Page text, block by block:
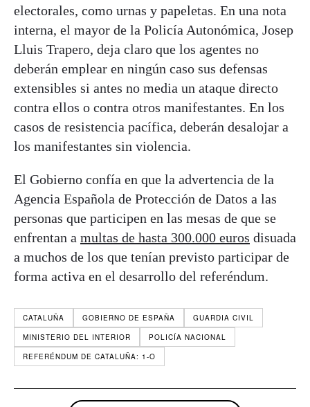
electorales, como urnas y papeletas. En una nota
interna, el mayor de la Policía Autonómica, Josep
Lluis Trapero, deja claro que los agentes no
deberán emplear en ningún caso sus defensas
extensibles si antes no media un ataque directo
contra ellos o contra otros manifestantes. En los
casos de resistencia pacífica, deberán desalojar a
los manifestantes sin violencia.
El Gobierno confía en que la advertencia de la
Agencia Española de Protección de Datos a las
personas que participen en las mesas de que se
enfrentan a multas de hasta 300.000 euros disuada
a muchos de los que tenían previsto participar de
forma activa en el desarrollo del referéndum.
CATALUÑA GOBIERNO DE ESPAÑA
GUARDIA CIVIL
MINISTERIO DEL INTERIOR
POLICÍA NACIONAL
REFERÉNDUM DE CATALUÑA: 1-O